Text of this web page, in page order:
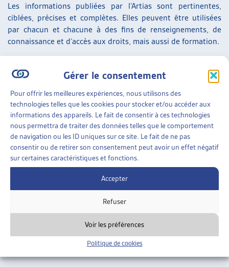
Gérer le consentement
Pour offrir les meilleures expériences, nous utilisons des
technologies telles que les cookies pour stocker et/ou accéder aux
informations des appareils. Le fait de consentir à ces technologies
nous permettra de traiter des données telles que le comportement
de navigation ou les ID uniques sur ce site. Le fait de ne pas
consentir ou de retirer son consentement peut avoir un effet négatif
sur certaines caractéristiques et fonctions.
Accepter
Refuser
Voir les préférences
Politique de cookies
Les informations publiées par l’Artias sont pertinentes,
ciblées, précises et complètes. Elles peuvent être utilisées
par chacun et chacune à des fins de renseignements, de
connaissance et d’accès aux droits, mais aussi de formation.
RÉSEAU
« Un espace intercantonal à la croisée des
chemins »
L’Artias est une organisation romande qui tisse des liens
entre une multitude d’acteurs sociaux. Elle est un lieu
d’échange intercantonal permanent et institutionnel pour
les professionnel-le-s du social, au sein duquel ils et elles
maintient également des liens privilégiés avec le reste de la
TRAVAIL PROSPECTIF